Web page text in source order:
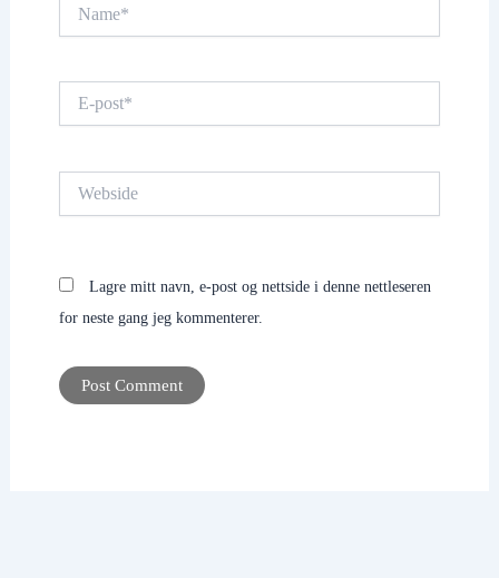
post*
Lagre mitt navn, e-post og nettside i denne nettleseren
for neste gang jeg kommenterer.